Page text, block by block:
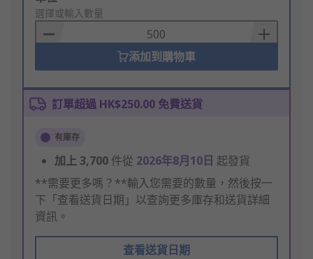
to
Basket
選擇或輸入數量
添加到購物車
訂單超過 HK$250.00 免費送貨
有庫存
加上3,700 件從 2026年8月10日 起發貨
**需要更多嗎？**輸入您需要的數量，然後按一
下「查看送貨日期」以查詢更多庫存和送貨詳細
資訊。
查看送貨日期